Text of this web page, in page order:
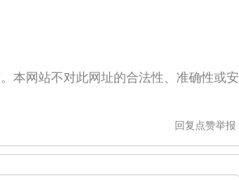
本网站不对此网址的合法性、准确性或安
回复 点赞举报